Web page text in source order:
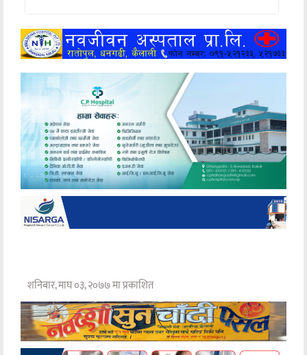
खेलकुद
मनोरञ्जन
अन्य
शनिबार, माघ ०३, २०७७ मा प्रकाशित